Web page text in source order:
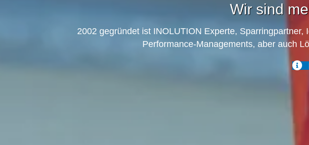
Wir sind
2002 gegründet ist INOLUTION Experte,
Performance-Managements, aber auch